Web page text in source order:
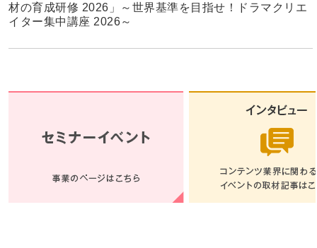
材の育成研修 2026」～世界基準を目指せ！ドラマクリエ
イター集中講座 2026～